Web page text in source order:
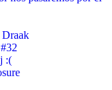
Draak
:(